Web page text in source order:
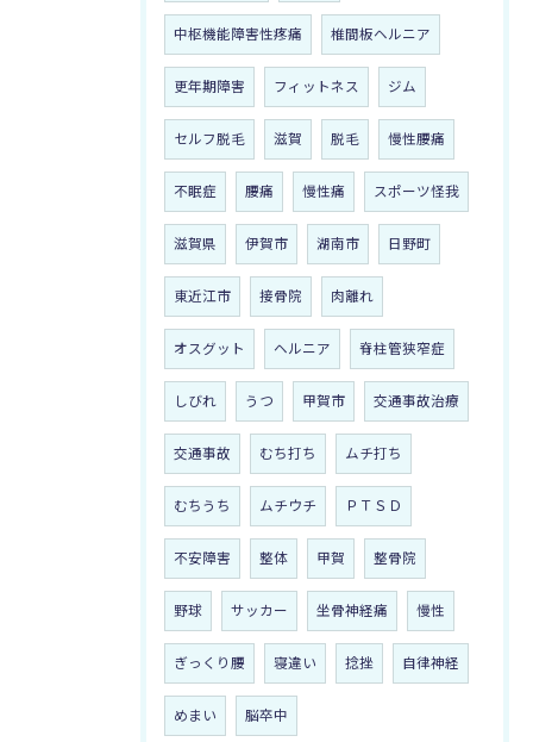
中枢機能障害性疼痛 椎間板ヘルニア
更年期障害 フィットネス ジム
セルフ脱毛 滋賀 脱毛 慢性腰痛
不眠症 腰痛 慢性痛 スポーツ怪我
滋賀県 伊賀市 湖南市 日野町
東近江市 接骨院 肉離れ
オスグット ヘルニア 脊柱管狭窄症
しびれ うつ 甲賀市 交通事故治療
交通事故 むち打ち ムチ打ち
むちうち ムチウチ ＰＴＳＤ
不安障害 整体 甲賀 整骨院
野球 サッカー 坐骨神経痛 慢性
ぎっくり腰 寝違い 捻挫 自律神経
めまい 脳卒中